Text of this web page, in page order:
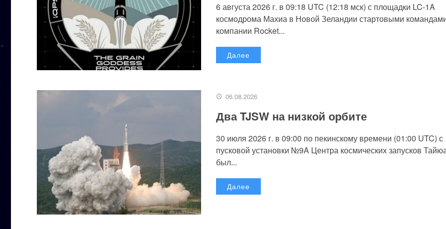
6 августа 2026 г. в 09:18 UTC (12:18 мск) с площадки LC-1A
космодрома Махиа в Новой Зеландии стартовыми
компании Rocket...
Далее
06.08.2026
Два TJSW на низкой орбите
30 июля 2026 г. в 09:00 по пекинскому времени (01:00 UTC) с
пусковой установки №9A Центра космических запусков
был...
Далее